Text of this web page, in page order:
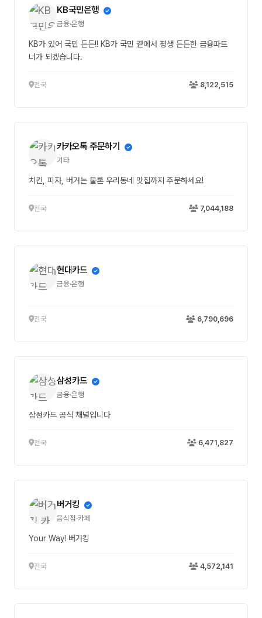
KB국민은행
금융·은행
KB가 있어 국민 든든!! KB가 국민 곁에서 평생 든든한 금융파트
너가 되겠습니다.
전국 8,122,515
카카오톡 주문하기
기타
치킨, 피자, 버거는 물론 우리동네 맛집까지 주문하세요!
전국 7,044,188
현대카드
금융·은행
전국 6,790,696
삼성카드
금융·은행
삼성카드 공식 채널입니다
전국 6,471,827
버거킹
음식점·카페
Your Way! 버거킹
전국 4,572,141